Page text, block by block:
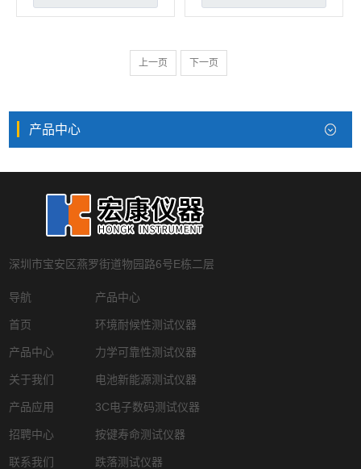
上一页 下一页
产品中心
深圳市宝安区燕罗街道物园路6号E栋二层
导航
首页
产品中心
关于我们
产品应用
招聘中心
联系我们
产品中心
环境耐候性测试仪器
力学可靠性测试仪器
电池新能源测试仪器
3C电子数码测试仪器
按键寿命测试仪器
跌落测试仪器